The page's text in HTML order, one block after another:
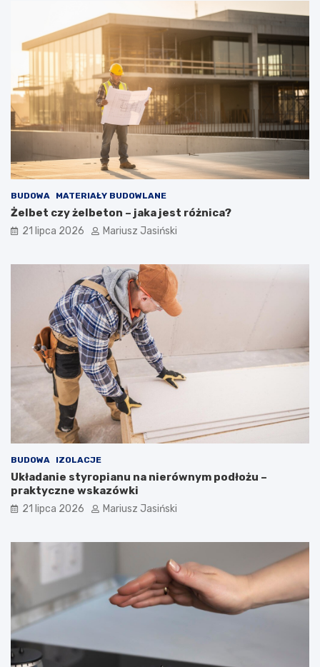
BUDOWA MATERIAŁY BUDOWLANE
Żelbet czy żelbeton – jaka jest różnica?
21 lipca 2026 Mariusz Jasiński
BUDOWA IZOLACJE
Układanie styropianu na nierównym podłożu –
praktyczne wskazówki
21 lipca 2026 Mariusz Jasiński